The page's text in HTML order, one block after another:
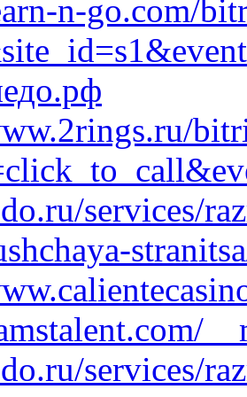
n-go.com/
services/
services/